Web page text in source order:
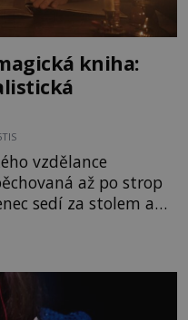
kniha:
vzdělance
až po strop
sedí za stolem a
z nejzáhadnějších
jde o pouhou